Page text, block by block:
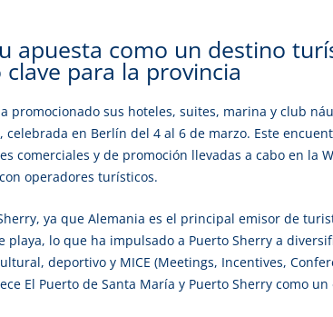
apuesta como un destino
para la provincia
promocionado sus hoteles, suites, marina y club
en Berlín del 4 al 6 de marzo. Este
comerciales y de promoción llevadas a cabo en la
operadores turísticos.
ya que Alemania es el principal emisor de
lo que ha impulsado a Puerto Sherry a
deportivo y MICE (Meetings, Incentives,
El Puerto de Santa María y Puerto Sherry como